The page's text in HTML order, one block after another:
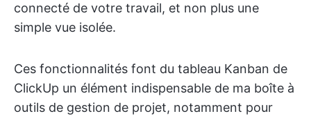
connecté de votre travail, et non plus une
simple vue isolée.
Ces fonctionnalités font du tableau Kanban de
ClickUp un élément indispensable de ma boîte à
outils de gestion de projet, notamment pour